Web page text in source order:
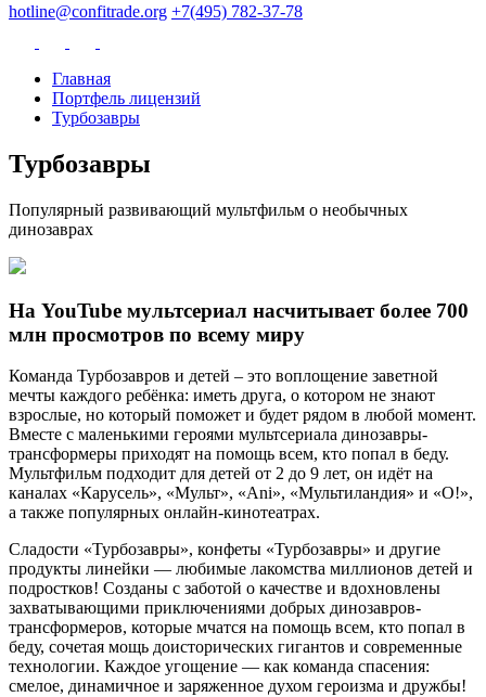
hotline@confitrade.org +7(495) 782-37-78
Главная
Портфель лицензий
Турбозавры
Турбозавры
Популярный развивающий мультфильм о необычных
динозаврах
На YouTube мультсериал насчитывает более 700
млн просмотров по всему миру
Команда Турбозавров и детей – это воплощение заветной
мечты каждого ребёнка: иметь друга, о котором не знают
взрослые, но который поможет и будет рядом в любой момент.
Вместе с маленькими героями мультсериала динозавры-
трансформеры приходят на помощь всем, кто попал в беду.
Мультфильм подходит для детей от 2 до 9 лет, он идёт на
каналах «Карусель», «Мульт», «Ani», «Мультиландия» и «О!»,
а также популярных онлайн-кинотеатрах.
Сладости «Турбозавры», конфеты «Турбозавры» и другие
продукты линейки — любимые лакомства миллионов детей и
подростков! Созданы с заботой о качестве и вдохновлены
захватывающими приключениями добрых динозавров-
трансформеров, которые мчатся на помощь всем, кто попал в
беду, сочетая мощь доисторических гигантов и современные
технологии. Каждое угощение — как команда спасения:
смелое, динамичное и заряженное духом героизма и дружбы!